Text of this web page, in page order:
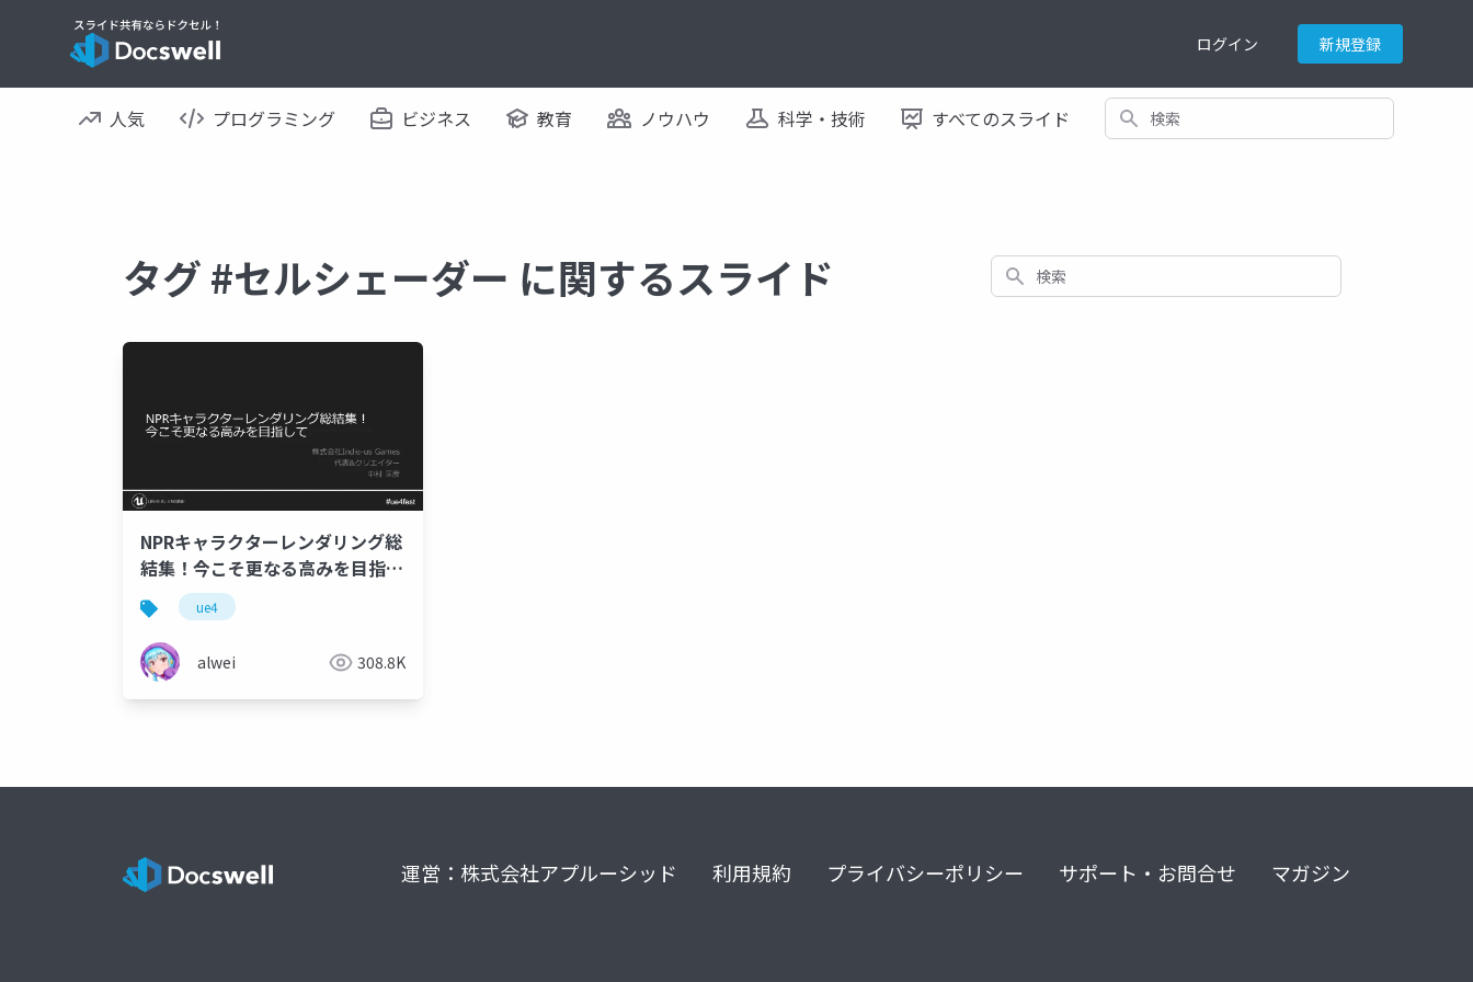
ログイン 新規登録
人気 プログラミング ビジネス 教育 ノウハウ 科学・技術 すべてのスライド 検索
タグ #セルシェーダー に関するスライド 検索
NPRキャラクターレンダリング総
結集！今こそ更なる高みを目指し
て
ue4
alwei 308.8K
運営：株式会社アプルーシッド 利用規約 プライバシーポリシー サポート・お問合せ マガジン